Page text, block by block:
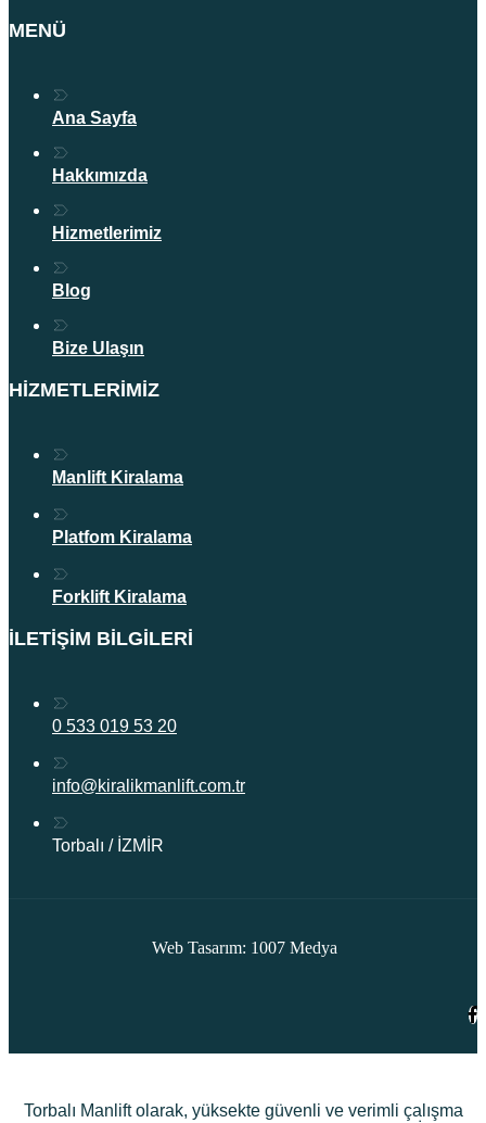
MENÜ
Ana Sayfa
Hakkımızda
Hizmetlerimiz
Blog
Bize Ulaşın
HIZMETLERIMIZ
Manlift Kiralama
Platfom Kiralama
Forklift Kiralama
İLETIŞIM BILGILERI
0 533 019 53 20
info@kiralikmanlift.com.tr
Torbalı / İZMİR
Web Tasarım: 1007 Medya
Torbalı Manlift olarak, yüksekte güvenli ve verimli çalışma